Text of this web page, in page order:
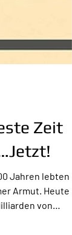
Zeit